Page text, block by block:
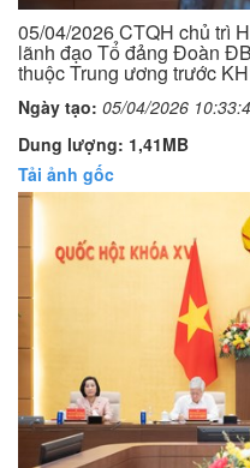
05/04/2026 CTQH chủ trì
lãnh đạo Tổ đảng Đoàn
thuộc Trung ương trước
Ngày tạo: 05/04/2026
Dung lượng: 1,41MB
Tải ảnh gốc